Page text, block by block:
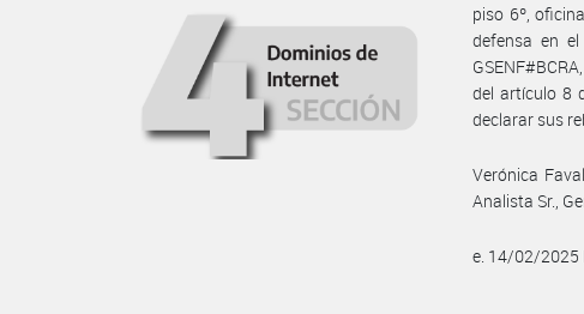
piso 6º,
defensa en el
del artículo 8
declarar sus
Verónica
Analista Sr.,
e. 14/02/2025